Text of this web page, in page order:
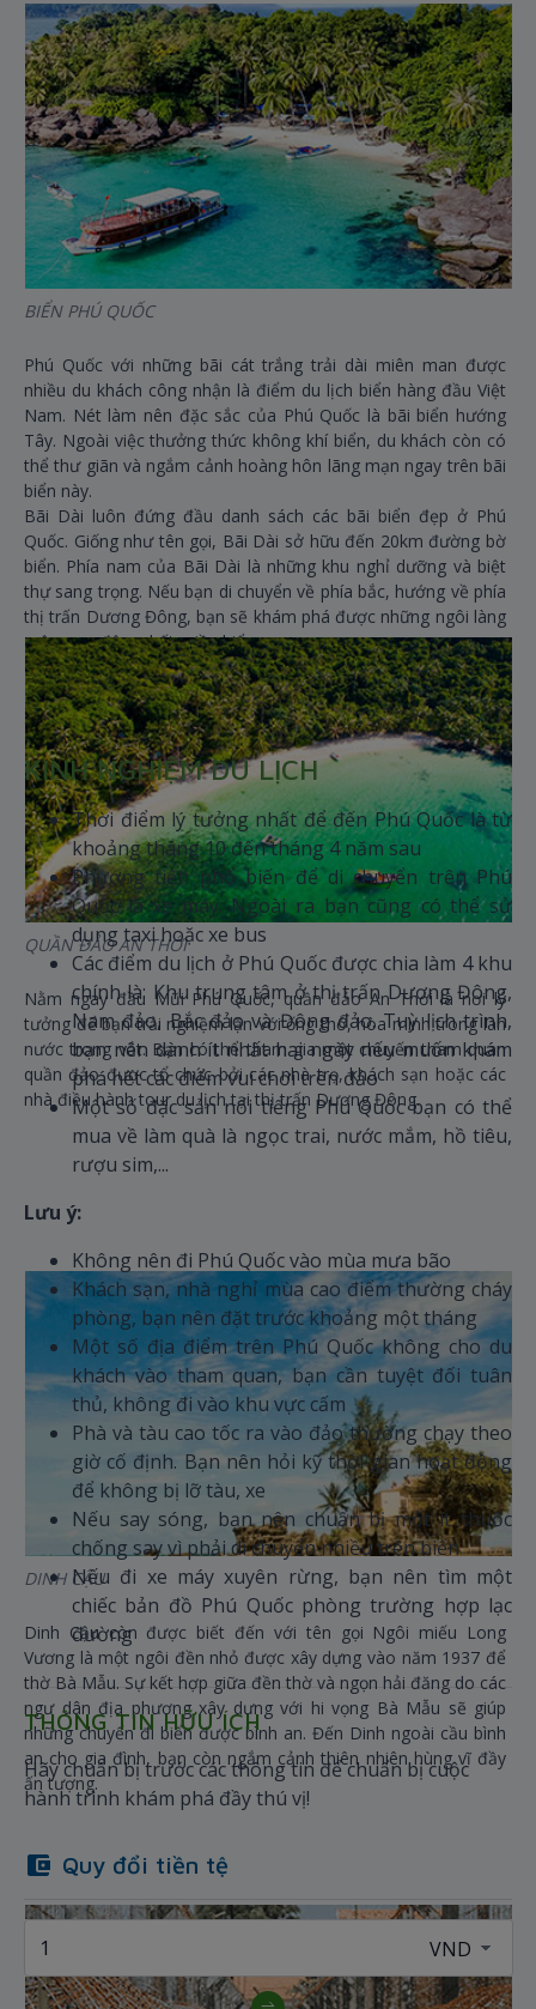
BIỂN PHÚ QUỐC
Phú Quốc với những bãi cát trắng trải dài miên man được
nhiều du khách công nhận là điểm du lịch biển hàng đầu Việt
Nam. Nét làm nên đặc sắc của Phú Quốc là bãi biển hướng
Tây. Ngoài việc thưởng thức không khí biển, du khách còn có
thể thư giãn và ngắm cảnh hoàng hôn lãng mạn ngay trên bãi
biển này.
Bãi Dài luôn đứng đầu danh sách các bãi biển đẹp ở Phú
Quốc. Giống như tên gọi, Bãi Dài sở hữu đến 20km đường bờ
biển. Phía nam của Bãi Dài là những khu nghỉ dưỡng và biệt
thự sang trọng. Nếu bạn di chuyển về phía bắc, hướng về phía
thị trấn Dương Đông, bạn sẽ khám phá được những ngôi làng
mộc mạc đậm chất miền biển.
Nếu Bãi Dài được biết đến nhiều nhất thì Bãi Sao chính là bãi
biển đẹp nhất. Nằm ở phía Nam của Phú Quốc, cách An Thới
vài cây số, Bãi Sao hiện lên với những cây cọ đung đưa, làn
nước trong vắt và bãi cát trắng mịn hệt như cánh cổng thiên
đường. Bãi Sao yên tĩnh hơn Bãi Dài với một ít nhà hàng và
khách sạn nhỏ ẩn mình trong khu rừng xanh mướt.
QUẦN ĐẢO AN THỚI
Nằm ngay đầu Mũi Phú Quốc, quần đảo An Thới là nơi lý
tưởng để bạn trải nghiệm lặn với ống thở, hòa mình trong làn
nước trong vắt. Bạn có thể tham gia một chuyến tham quan
quần đảo được tổ chức bởi các nhà trọ, khách sạn hoặc các
nhà điều hành tour du lịch tại thị trấn Dương Đông.
DINH CẬU
Dinh Cậu còn được biết đến với tên gọi Ngôi miếu Long
Vương là một ngôi đền nhỏ được xây dựng vào năm 1937 để
thờ Bà Mẫu. Sự kết hợp giữa đền thờ và ngọn hải đăng do các
ngư dân địa phương xây dựng với hi vọng Bà Mẫu sẽ giúp
những chuyến đi biển được bình an. Đến Dinh ngoài cầu bình
an cho gia đình, bạn còn ngắm cảnh thiên nhiên hùng vĩ đầy
ấn tượng.
KINH NGHIỆM DU LỊCH
Thời điểm lý tưởng nhất để đến Phú Quốc là từ
khoảng tháng 10 đến tháng 4 năm sau
Phương tiện phổ biến để di chuyển trên Phú
Quốc là xe máy. Ngoài ra bạn cũng có thể sử
dụng taxi hoặc xe bus
Các điểm du lịch ở Phú Quốc được chia làm 4 khu
chính là: Khu trung tâm ở thị trấn Dương Đông,
Nam đảo, Bắc đảo và Đông đảo. Tuỳ lịch trình,
bạn nên dành ít nhất hai ngày nếu muốn khám
phá hết các điểm vui chơi trên đảo
Một số đặc sản nổi tiếng Phú Quốc bạn có thể
mua về làm quà là ngọc trai, nước mắm, hồ tiêu,
rượu sim,...
Lưu ý:
Không nên đi Phú Quốc vào mùa mưa bão
Khách sạn, nhà nghỉ mùa cao điểm thường cháy
phòng, bạn nên đặt trước khoảng một tháng
Một số địa điểm trên Phú Quốc không cho du
khách vào tham quan, bạn cần tuyệt đối tuân
thủ, không đi vào khu vực cấm
Phà và tàu cao tốc ra vào đảo thường chạy theo
giờ cố định. Bạn nên hỏi kỹ thời gian hoạt động
để không bị lỡ tàu, xe
Nếu say sóng, bạn nên chuẩn bị một ít thuốc
chống say vì phải di chuyển nhiều trên biển
Nếu đi xe máy xuyên rừng, bạn nên tìm một
chiếc bản đồ Phú Quốc phòng trường hợp lạc
đường
THÔNG TIN HỮU ÍCH
Hãy chuẩn bị trước các thông tin để chuẩn bị cuộc
hành trình khám phá đầy thú vị!
Quy đổi tiền tệ